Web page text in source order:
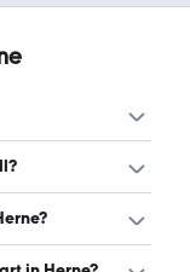
zwischen
davon 175
45 und 109